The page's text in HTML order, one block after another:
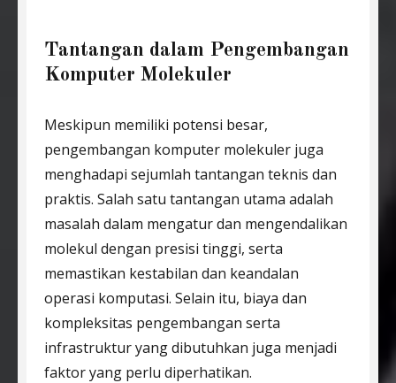
Tantangan dalam Pengembangan
Komputer Molekuler
Meskipun memiliki potensi besar,
pengembangan komputer molekuler juga
menghadapi sejumlah tantangan teknis dan
praktis. Salah satu tantangan utama adalah
masalah dalam mengatur dan mengendalikan
molekul dengan presisi tinggi, serta
memastikan kestabilan dan keandalan
operasi komputasi. Selain itu, biaya dan
kompleksitas pengembangan serta
infrastruktur yang dibutuhkan juga menjadi
faktor yang perlu diperhatikan.